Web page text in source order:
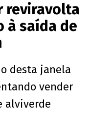
reviravolta
à saída de
desta janela
vender
alviverde